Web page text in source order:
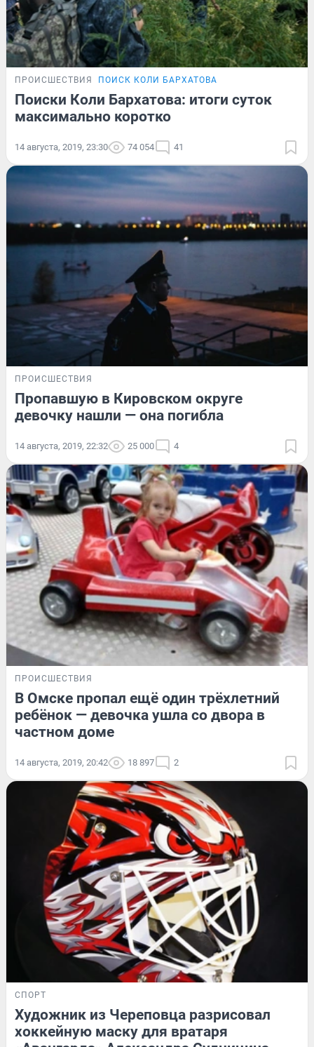
ПРОИСШЕСТВИЯ ПОИСК КОЛИ БАРХАТОВА
Поиски Коли Бархатова: итоги суток
максимально коротко
14 августа, 2019, 23:30 74 054 41
ПРОИСШЕСТВИЯ
Пропавшую в Кировском округе
девочку нашли — она погибла
14 августа, 2019, 22:32 25 000 4
ПРОИСШЕСТВИЯ
В Омске пропал ещё один трёхлетний
ребёнок — девочка ушла со двора в
частном доме
14 августа, 2019, 20:42 18 897 2
СПОРТ
Художник из Череповца разрисовал
хоккейную маску для вратаря